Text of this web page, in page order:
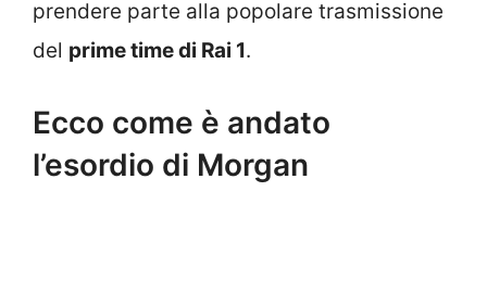
prendere parte alla popolare trasmissione
del prime time di Rai 1.
Ecco come è andato
l’esordio di Morgan